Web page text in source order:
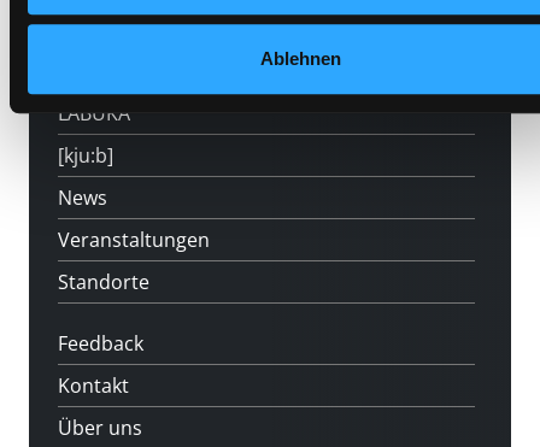
Ablehnen
Mitgliedschaft
LABUKA
[kju:b]
News
Veranstaltungen
Standorte
Feedback
Kontakt
Über uns